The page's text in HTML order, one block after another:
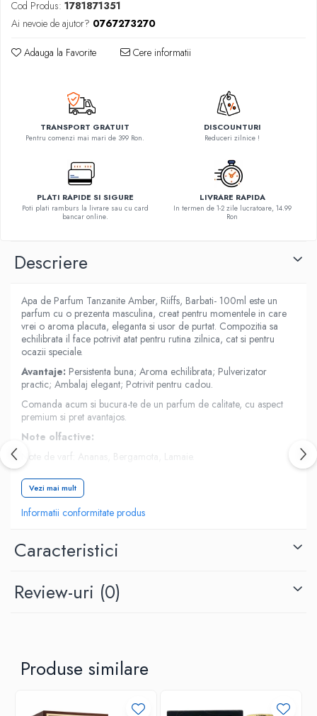
Cod Produs: 1781871351
Ai nevoie de ajutor? 0767273270
Adauga la Favorite Cere informatii
TRANSPORT GRATUIT
Pentru comenzi mai mari de 399 Ron.
DISCOUNTURI
Reduceri zilnice !
PLATI RAPIDE SI SIGURE
Poti plati ramburs la livrare sau cu card
bancar online.
LIVRARE RAPIDA
In termen de 1-2 zile lucratoare, 14.99
Ron
Descriere
Apa de Parfum Tanzanite Amber, Riiffs, Barbati- 100ml este un
parfum cu o prezenta masculina, creat pentru momentele in care
vrei o aroma placuta, eleganta si usor de purtat. Compozitia sa
echilibrata il face potrivit atat pentru rutina zilnica, cat si pentru
ocazii speciale.
Avantaje: Persistenta buna; Aroma echilibrata; Pulverizator
practic; Ambalaj elegant; Potrivit pentru cadou.
Comanda acum si bucura-te de un parfum de calitate, cu aspect
premium si pret avantajos.
Note olfactive:
Note de varf: Ananas, Bergamota, Lamaie.
Note de mijloc: Iasomie, Mesteacan, Trandafir.
Note de baza: Mosc, Patchouli, Vanilie. Tanzanite Amber este un
parfum pentru brbai ce eman prospeime i rafinament, capturand
esena masculinitii intr-un.
Detalii tehnice:
Tip aplicare: Vaporizator
Vezi mai mult
Informatii conformitate produs
Caracteristici
Review-uri (0)
Produse similare